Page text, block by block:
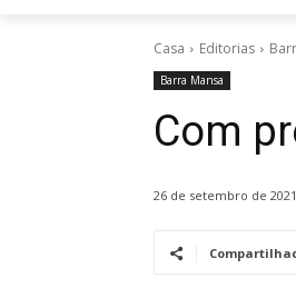
Casa Editorias
Barra Mansa
Com
26 de setembro de 2021